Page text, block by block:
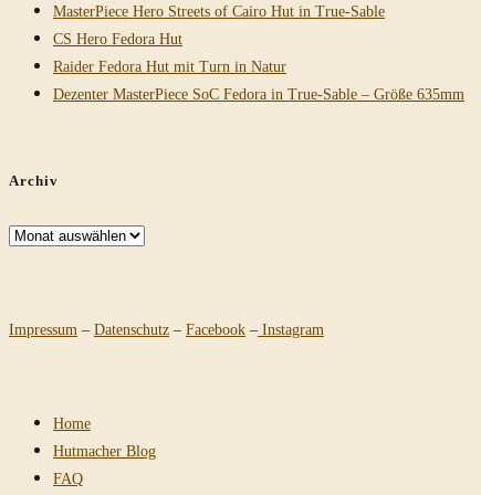
MasterPiece Hero Streets of Cairo Hut in True-Sable
CS Hero Fedora Hut
Raider Fedora Hut mit Turn in Natur
Dezenter MasterPiece SoC Fedora in True-Sable – Größe 635mm
Archiv
Archiv
Impressum – Datenschutz – Facebook – Instagram
Home
Hutmacher Blog
FAQ